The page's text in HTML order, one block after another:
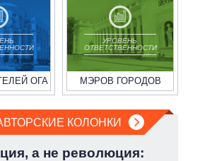
ОГА
УРОВЕНЬ
ОТВЕТСТВЕННОСТИ
МЭРОВ ГОРОДОВ
КОЛОНКИ
а не революция: